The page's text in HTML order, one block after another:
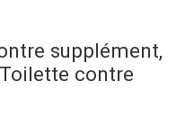
supplément
contre